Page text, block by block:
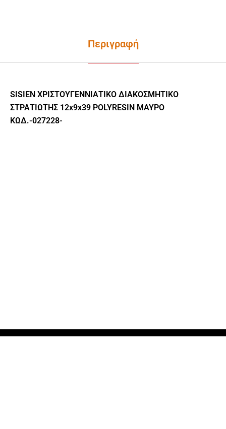
Περιγραφή
SISIEN ΧΡΙΣΤΟΥΓΕΝΝΙΑΤΙΚΟ ΔΙΑΚΟΣΜΗΤΙΚΟ
ΣΤΡΑΤΙΩΤΗΣ 12x9x39 POLYRESIN ΜΑΥΡΟ
ΚΩΔ.-027228-